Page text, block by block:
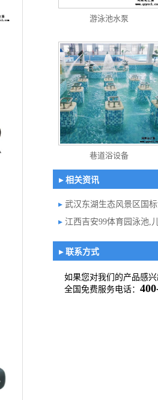
游泳池水泵
巷道浴设备
▸ 相关资讯
▸ 武汉东湖生态风景区国
▸ 江西吉安99体育园泳池,
▸ 联系方式
如果您对我们的产品感
全国免费服务电话：